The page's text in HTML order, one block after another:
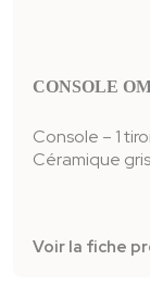
CONSOLE
Console – 1
Céramique
Voir la fiche